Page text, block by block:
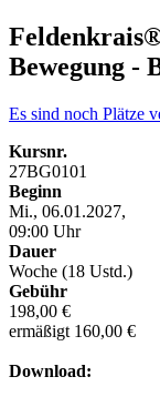
Bewegung -
Es sind noch Plätze
Kursnr.
27BG0101
Beginn
Mi., 06.01.2027,
09:00 Uhr
Dauer
Woche (18 Ustd.)
Gebühr
198,00 €
ermäßigt 160,00 €
Download: